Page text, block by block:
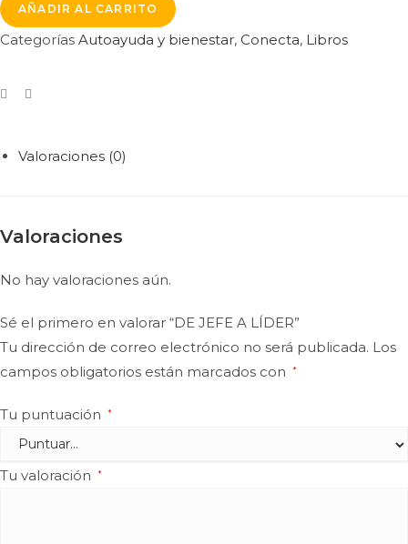
AÑADIR AL CARRITO
Categorías Autoayuda y bienestar, Conecta, Libros
Valoraciones (0)
Valoraciones
No hay valoraciones aún.
Sé el primero en valorar “DE JEFE A LÍDER”
Tu dirección de correo electrónico no será publicada. Los
campos obligatorios están marcados con
*
Tu puntuación *
Tu valoración *